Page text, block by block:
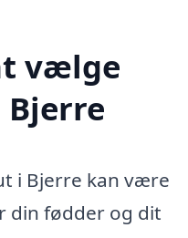
vælge
i Bjerre kan være
din fødder og dit